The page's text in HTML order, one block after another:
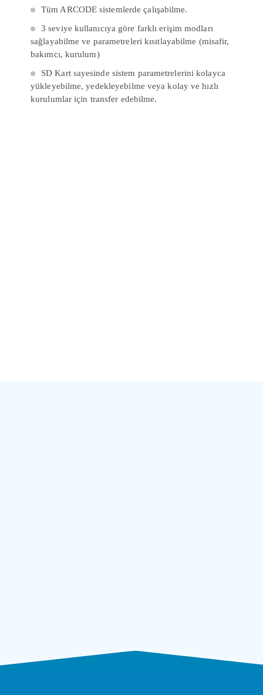
Tüm ARCODE sistemlerde çalışabilme.
3 seviye kullanıcıya göre farklı erişim modları
sağlayabilme ve parametreleri kısıtlayabilme (misafir,
bakımcı, kurulum)
SD Kart sayesinde sistem parametrelerini kolayca
yükleyebilme, yedekleyebilme veya kolay ve hızlı
kurulumlar için transfer edebilme.